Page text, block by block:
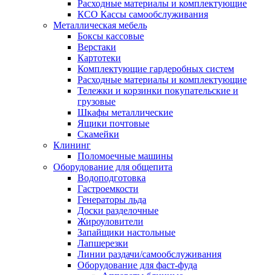
Расходные материалы и комплектующие
КСО Кассы самообслуживания
Металлическая мебель
Боксы кассовые
Верстаки
Картотеки
Комплектующие гардеробных систем
Расходные материалы и комплектующие
Тележки и корзинки покупательские и
грузовые
Шкафы металлические
Ящики почтовые
Скамейки
Клининг
Поломоечные машины
Оборудование для общепита
Водоподготовка
Гастроемкости
Генераторы льда
Доски разделочные
Жироуловители
Запайщики настольные
Лапшерезки
Линии раздачи/самообслуживания
Оборудование для фаст-фуда